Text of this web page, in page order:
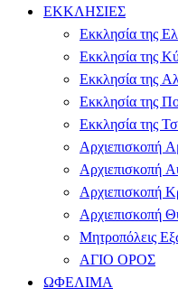
ΕΚΚΛΗΣΙΕΣ
Εκκλησία της
Εκκλησία της
Εκκλησία της
Εκκλησία της
Εκκλησία της
Αρχιεπισκοπή
Αρχιεπισκοπή
Αρχιεπισκοπή
Αρχιεπισκοπή
Μητροπόλεις
ΑΓΙΟ ΟΡΟΣ
ΩΦΕΛΙΜΑ